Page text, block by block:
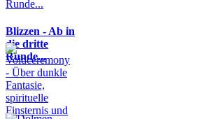
Blizzen - Ab in
die dritte
Runde...